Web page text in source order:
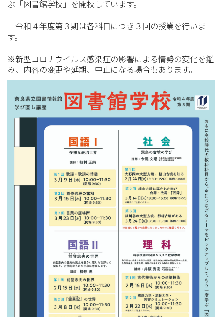
ぶ「図書館学校」を開校しています。
令和４年度第３期は各科目につき３回の授業を行いま
す。
※新型コロナウイルス感染症の影響による情勢の変化を鑑
み、内容の変更や延期、中止になる場合もあります。